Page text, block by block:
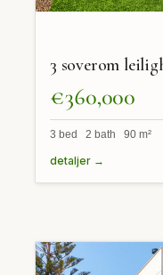
3 soverom
€360,000
3 bed 2 bath 90 m²
detaljer →